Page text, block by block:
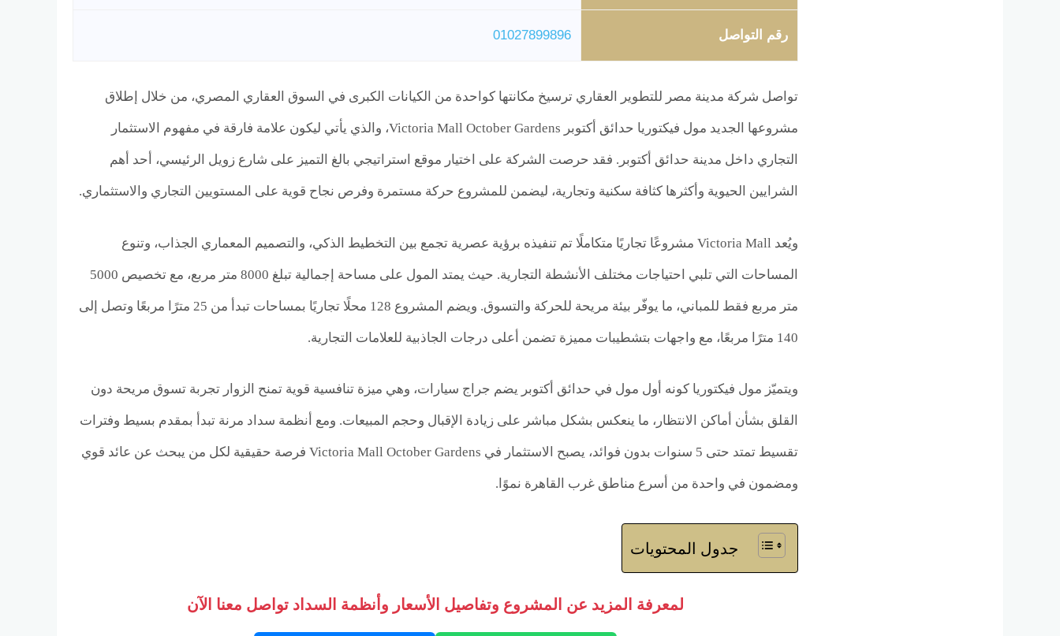
رقم التواصل 01027899896
تواصل شركة مدينة مصر للتطوير العقاري ترسيخ مكانتها كواحدة من الكيانات الكبرى في السوق العقاري المصري، من خلال إطلاق
مشروعها الجديد مول فيكتوريا حدائق أكتوبر Victoria Mall October Gardens، والذي يأتي ليكون علامة فارقة في مفهوم الاستثمار
التجاري داخل مدينة حدائق أكتوبر. فقد حرصت الشركة على اختيار موقع استراتيجي بالغ التميز على شارع زويل الرئيسي، أحد أهم
الشرايين الحيوية وأكثرها كثافة سكنية وتجارية، ليضمن للمشروع حركة مستمرة وفرص نجاح قوية على المستويين التجاري والاستثماري.
ويُعد Victoria Mall مشروعًا تجاريًا متكاملًا تم تنفيذه برؤية عصرية تجمع بين التخطيط الذكي، والتصميم المعماري الجذاب، وتنوع
المساحات التي تلبي احتياجات مختلف الأنشطة التجارية. حيث يمتد المول على مساحة إجمالية تبلغ 8000 متر مربع، مع تخصيص 5000
متر مربع فقط للمباني، ما يوفّر بيئة مريحة للحركة والتسوق. ويضم المشروع 128 محلًا تجاريًا بمساحات تبدأ من 25 مترًا مربعًا وتصل إلى
140 مترًا مربعًا، مع واجهات بتشطيبات مميزة تضمن أعلى درجات الجاذبية للعلامات التجارية.
ويتميّز مول فيكتوريا كونه أول مول في حدائق أكتوبر يضم جراج سيارات، وهي ميزة تنافسية قوية تمنح الزوار تجربة تسوق مريحة دون
القلق بشأن أماكن الانتظار، ما ينعكس بشكل مباشر على زيادة الإقبال وحجم المبيعات. ومع أنظمة سداد مرنة تبدأ بمقدم بسيط وفترات
تقسيط تمتد حتى 5 سنوات بدون فوائد، يصبح الاستثمار في Victoria Mall October Gardens فرصة حقيقية لكل من يبحث عن عائد قوي
ومضمون في واحدة من أسرع مناطق غرب القاهرة نموًا.
جدول المحتويات
لمعرفة المزيد عن المشروع وتفاصيل الأسعار وأنظمة السداد تواصل معنا الآن